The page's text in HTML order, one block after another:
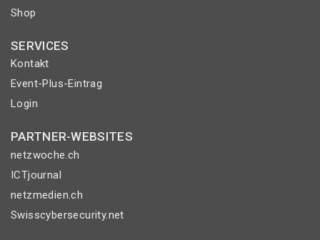
Shop
SERVICES
Kontakt
Event-Plus-Eintrag
Login
PARTNER-WEBSITES
netzwoche.ch
ICTjournal
netzmedien.ch
Swisscybersecurity.net